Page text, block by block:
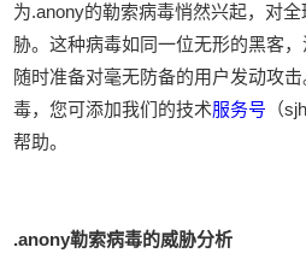
为.anony的勒索病毒悄然兴起，对
胁。这种病毒如同一位无形的黑客，
随时准备对毫无防备的用户发动攻
毒，您可添加我们的技术服务号 （
帮助。
.anony勒索病毒的威胁分析